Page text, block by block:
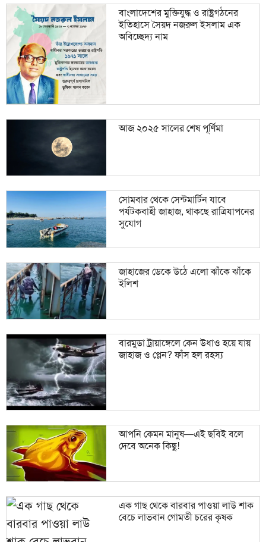
বাংলাদেশের মুক্তিযুদ্ধ ও রাষ্ট্রগঠনের
ইতিহাসে সৈয়দ নজরুল ইসলাম এক
অবিচ্ছেদ্য নাম
আজ ২০২৫ সালের শেষ পূর্ণিমা
সোমবার থেকে সেন্টমার্টিন যাবে
পর্যটকবাহী জাহাজ, থাকছে রাত্রিযাপনের
সুযোগ
জাহাজের ডেকে উঠে এলো ঝাঁকে ঝাঁকে
ইলিশ
বারমুডা ট্রায়াঙ্গেলে কেন উধাও হয়ে যায়
জাহাজ ও প্লেন? ফাঁস হল রহস্য
আপনি কেমন মানুষ—এই ছবিই বলে
দেবে অনেক কিছু!
এক গাছ থেকে বারবার পাওয়া লাউ শাক
বেচে লাভবান গোমতী চরের কৃষক